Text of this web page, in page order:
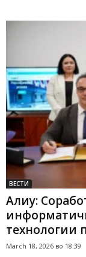
ВЕСТИ
Алиу:
технологии
March 18, 2026 во 18:39